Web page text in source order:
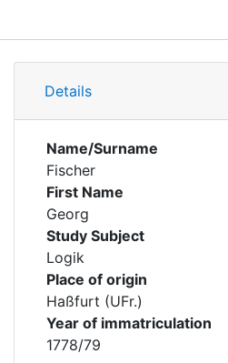
Details
Details
Name/Surname
Fischer
First Name
Georg
Study Subject
Logik
Place of origin
Haßfurt (UFr.)
Year of immatriculation
1778/79